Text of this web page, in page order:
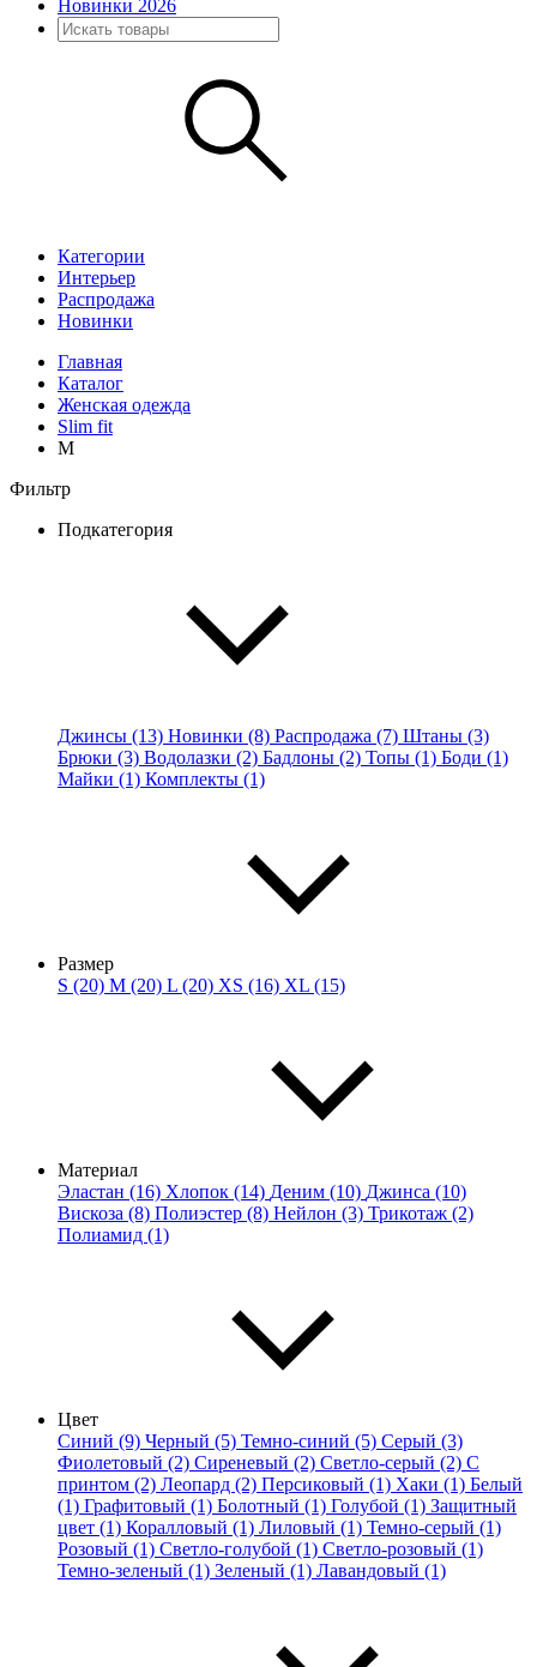
Новинки 2026
Категории
Интерьер
Распродажа
Новинки
Главная
Каталог
Женская одежда
Slim fit
M
Фильтр
Подкатегория
Джинсы (13) Новинки (8) Распродажа (7) Штаны (3)
Брюки (3) Водолазки (2) Бадлоны (2) Топы (1) Боди (1)
Майки (1) Комплекты (1)
Размер
S (20) M (20) L (20) XS (16) XL (15)
Материал
Эластан (16) Хлопок (14) Деним (10) Джинса (10)
Вискоза (8) Полиэстер (8) Нейлон (3) Трикотаж (2)
Полиамид (1)
Цвет
Синий (9) Черный (5) Темно-синий (5) Серый (3)
Фиолетовый (2) Сиреневый (2) Светло-серый (2) С
принтом (2) Леопард (2) Персиковый (1) Хаки (1) Белый
(1) Графитовый (1) Болотный (1) Голубой (1) Защитный
цвет (1) Коралловый (1) Лиловый (1) Темно-серый (1)
Розовый (1) Светло-голубой (1) Светло-розовый (1)
Темно-зеленый (1) Зеленый (1) Лавандовый (1)